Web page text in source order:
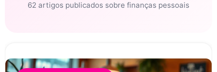
62 artigos publicados sobre finanças pessoais